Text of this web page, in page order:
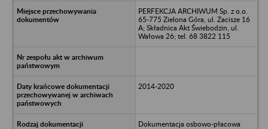
PERFEKCJA ARCHIWUM Sp. z o.o.
65-775 Zielona Góra, ul. Zacisze 16
A; Składnica Akt Świebodzin, ul.
Wałowa 26; tel. 68 3822 115
2014-2020
Dokumentacja osbowo-płacowa